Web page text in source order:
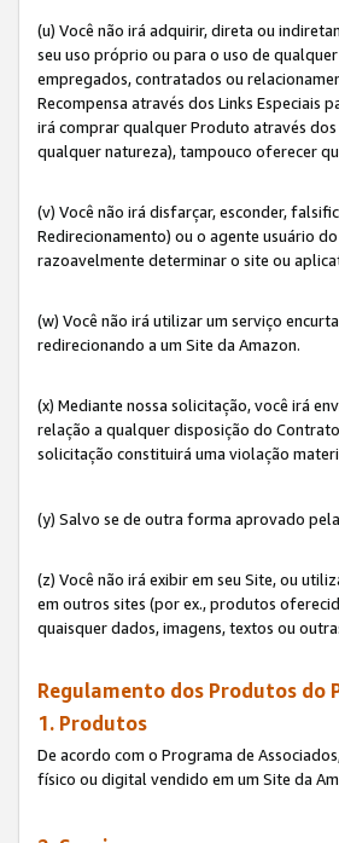
(u) Você não irá adquirir, direta ou
seu uso próprio ou para o uso de
empregados, contratados ou
Recompensa através dos Links Especiais
irá comprar qualquer Produto através dos
qualquer natureza), tampouco oferecer
(v) Você não irá disfarçar, esconder,
Redirecionamento) ou o agente usuário
razoavelmente determinar o site ou
(w) Você não irá utilizar um serviço
redirecionando a um Site da Amazon.
(x) Mediante nossa solicitação, você irá
relação a qualquer disposição do
solicitação constituirá uma violação
(y) Salvo se de outra forma aprovado
(z) Você não irá exibir em seu Site, ou
em outros sites (por ex., produtos
quaisquer dados, imagens, textos ou
Regulamento dos Produtos do
1. Produtos
De acordo com o Programa de
físico ou digital vendido em um Site da